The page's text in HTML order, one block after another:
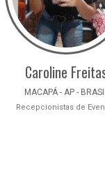
Caroline
MACAPÁ - AP -
Recepcionistas de